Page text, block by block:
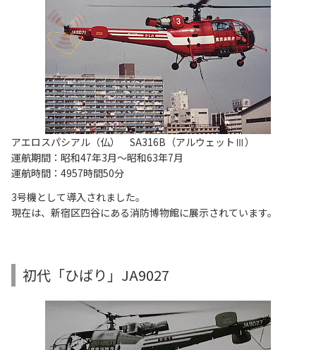
アエロスパシアル（仏） SA316B（アルウェットⅢ）
運航期間：昭和47年3月～昭和63年7月
運航時間：4957時間50分
3号機として導入されました。
現在は、新宿区四谷にある消防博物館に展示されています。
初代「ひばり」JA9027